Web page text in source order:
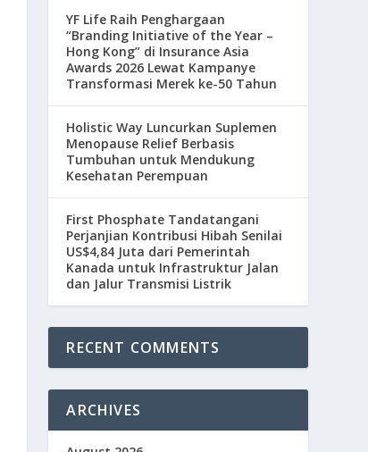
YF Life Raih Penghargaan
“Branding Initiative of the Year –
Hong Kong” di Insurance Asia
Awards 2026 Lewat Kampanye
Transformasi Merek ke-50 Tahun
Holistic Way Luncurkan Suplemen
Menopause Relief Berbasis
Tumbuhan untuk Mendukung
Kesehatan Perempuan
First Phosphate Tandatangani
Perjanjian Kontribusi Hibah Senilai
US$4,84 Juta dari Pemerintah
Kanada untuk Infrastruktur Jalan
dan Jalur Transmisi Listrik
RECENT COMMENTS
ARCHIVES